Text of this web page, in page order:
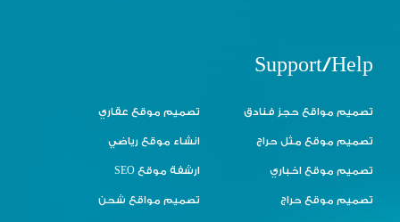
Support/Help
تصميم مواقع حجز فنادق تصميم موقع عقاري
تصميم موقع مثل حراج انشاء موقع رياضي
تصميم موقع اخباري ارشفة موقع SEO
تصميم موقع حراج تصميم مواقع شحن